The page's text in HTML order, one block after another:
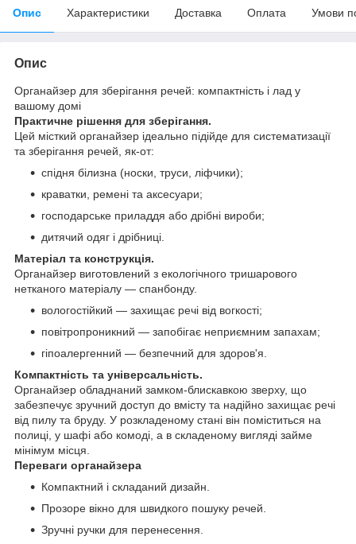
Опис Характеристики Доставка Оплата Умови
Опис
Органайзер для зберігання речей: компактність і лад у
вашому домі
Практичне рішення для зберігання.
Цей місткий органайзер ідеально підійде для систематизації
та зберігання речей, як-от:
спідня білизна (носки, труси, ліфчики);
краватки, ремені та аксесуари;
господарське приладдя або дрібні вироби;
дитячий одяг і дрібниці.
Матеріал та конструкція.
Органайзер виготовлений з екологічного тришарового
нетканого матеріалу — спанбонду.
вологостійкий — захищає речі від вогкості;
повітропроникний — запобігає неприємним запахам;
гіпоалергенний — безпечний для здоров'я.
Компактність та універсальність.
Органайзер обладнаний замком-блискавкою зверху, що
забезпечує зручний доступ до вмісту та надійно захищає речі
від пилу та бруду. У розкладеному стані він поміститься на
полиці, у шафі або комоді, а в складеному вигляді займе
мінімум місця.
Переваги органайзера
Компактний і складаний дизайн.
Прозоре вікно для швидкого пошуку речей.
Зручні ручки для перенесення.